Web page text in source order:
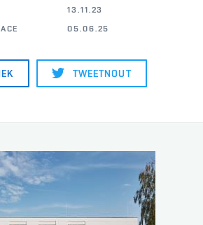
13.11.23
05.06.25
TWEETNOUT